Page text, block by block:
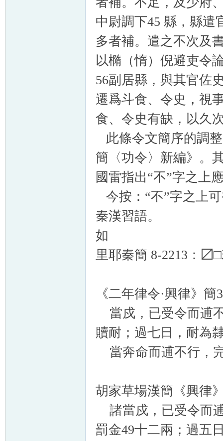
中尉調下45 縣，縣遣
多者補。遣之不次及
以橢（惰）倪避吏令
56副居縣，與其官佐
遷爲斗食、令史，視
食、令史有缺，以久
此條令文簡序的調
簡〈功令〉新編》。
國雷指出“不”字之上
今按：“不”字之上
秦漢習語。
如
里耶秦簡 8-2213 ：〼
《二年律令·興律》簡
當戍，已受令而逋
贖耐；過七日，耐為
當奔命而逋不行，
胡家草場漢簡《興律
諸當戍，已受令而
罰金49十二兩；過五